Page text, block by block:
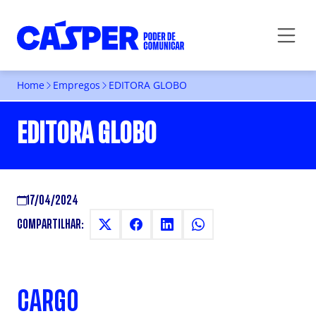
Home Empregos EDITORA GLOBO
EDITORA GLOBO
17/04/2024
COMPARTILHAR:
CARGO